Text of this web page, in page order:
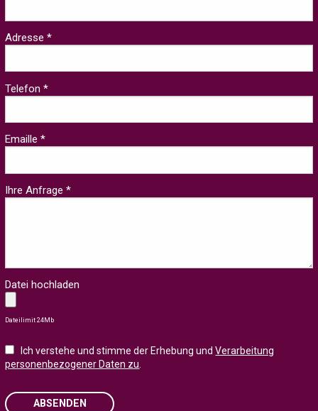
Adresse *
Telefon *
Emaille *
Ihre Anfrage *
Datei hochladen
Dateilimit 24Mb
Ich verstehe und stimme der Erhebung undVerarbeitung
personenbezogener Daten zu
ABSENDEN